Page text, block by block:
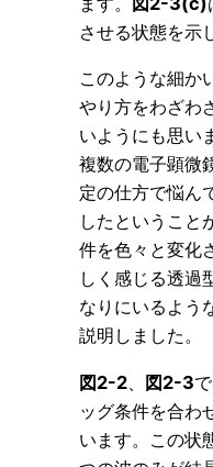
させる状態を示
このような細か
やり方をわざわ
いようにも思い
複数の電子顕微
定の仕方で悩ん
したということ
件を色々と変化
しく感じる透過
なりにいるよう
説明しました。
図2-2 図2-3
ッグ条件を合わ
います。この状